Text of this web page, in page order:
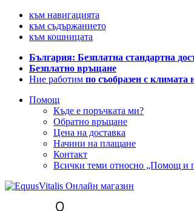
към навигацията
към съдържанието
към кошницата
България: Безплатна стандартна
Безплатно връщане
Ние работим по съобразен с климата
Помощ
Къде е поръчката ми?
Обратно връщане
Цена на доставка
Начини на плащане
Контакт
Всички теми относно „Помощ и